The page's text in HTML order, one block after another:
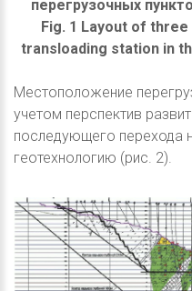
перегрузочных
Fig. 1 Layout of
transloading station in
Местоположение
учетом перспектив
последующего перехода
геотехнологию (рис. 2).